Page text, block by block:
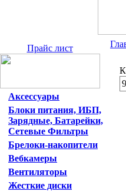
Прайс лист
Аксессуары
Блоки питания, ИБП,
Зарядные, Батарейки,
Сетевые Фильтры
Брелоки-накопители
Вебкамеры
Вентиляторы
Жесткие диски